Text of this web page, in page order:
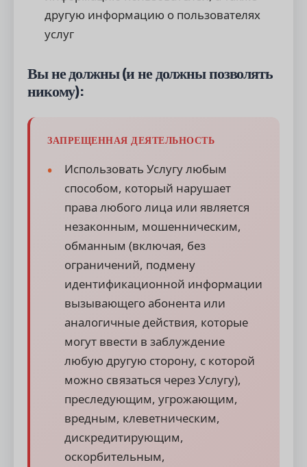
другую информацию о пользователях
услуг
Вы не должны (и не должны позволять
никому):
ЗАПРЕЩЕННАЯ ДЕЯТЕЛЬНОСТЬ
Использовать Услугу любым
способом, который нарушает
права любого лица или является
незаконным, мошенническим,
обманным (включая, без
ограничений, подмену
идентификационной информации
вызывающего абонента или
аналогичные действия, которые
могут ввести в заблуждение
любую другую сторону, с которой
можно связаться через Услугу),
преследующим, угрожающим,
вредным, клеветническим,
дискредитирующим,
оскорбительным,